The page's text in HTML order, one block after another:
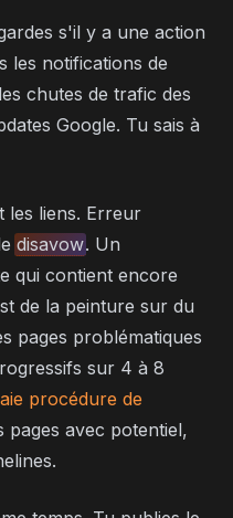
s'il y a une action
les notifications de
chutes de trafic des
Google. Tu sais à
les liens. Erreur
disavow. Un
qui contient encore
de la peinture sur du
pages problématiques
sur 4 à 8
procédure de
pages avec potentiel,